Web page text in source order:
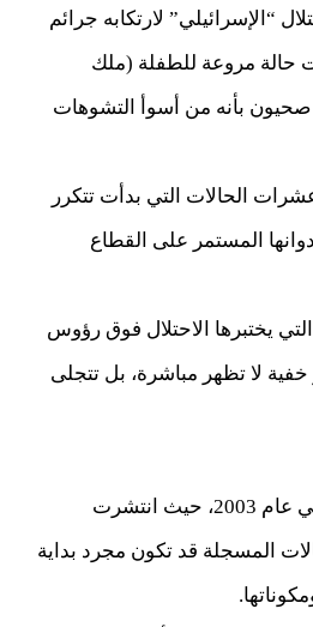
“الإسرائيلي” لارتكابه جرائم
حالة مروعة للطفلة (ملك
بأنه من أسوأ التشوهات
الحالات التي بدأت تتكرر
المستمر على القطاع
يختبرها الاحتلال فوق رؤوس
لا تظهر مباشرة، بل تتجلى
أكد البرش أن ما يحدث في غزة يذكّر بما وثقته تقارير طبية وحقوقية في العراق عقب الغزو الأمريكي عام 2003، حيث انتشرت
المسجلة قد تكون مجرد بداية